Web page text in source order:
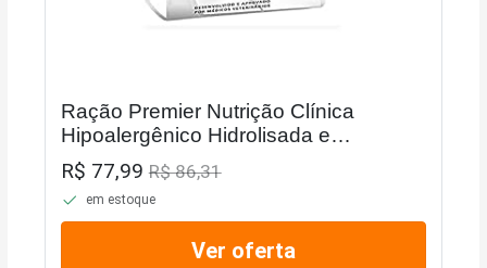
Ração Premier Nutrição Clínica
Hipoalergênico Hidrolisada e
Mandioca Cães Pequeno Porte 2kg
R$ 77,99R$ 86,31
em estoque
Ver oferta